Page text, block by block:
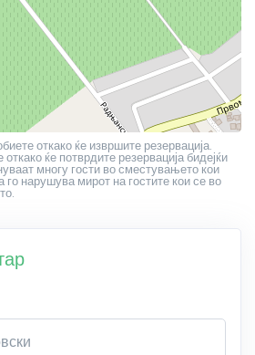
откако ќе извршите резервација.
ќе потврдите резервација бидејќи
многу гости во сместувањето кои
го нарушува мирот на гостите кои се во